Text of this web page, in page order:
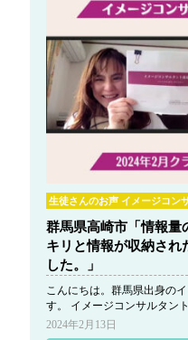
生徒さんのお声 イメージコン
群馬県高崎市「情報量
キリと情報が収納され
した。」
こんにちは。群馬県出身の
す。 イメージコンサルタン
2024年2月13日